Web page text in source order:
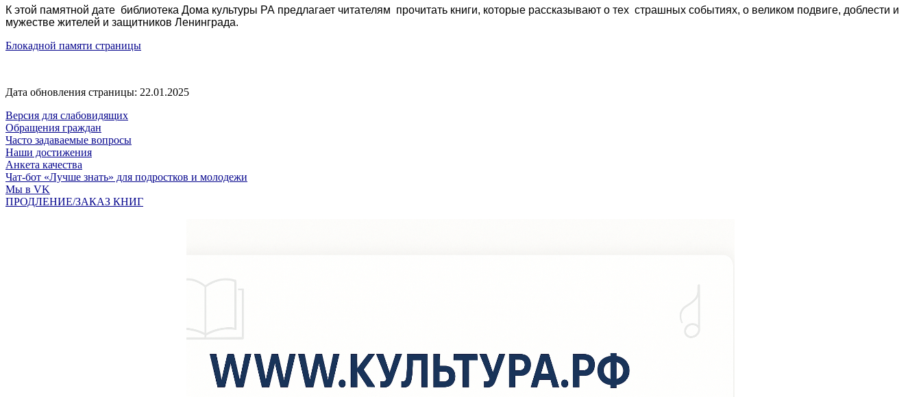
К этой памятной дате библиотека Дома культуры РА предлагает читателям прочитать книги, которые рассказывают о тех страшных событиях, о великом подвиге, доблести и
мужестве жителей и защитников Ленинграда.
Блокадной памяти страницы
Дата обновления страницы: 22.01.2025
Версия для слабовидящих
Обращения граждан
Часто задаваемые вопросы
Наши достижения
Анкета качества
Чат-бот «Лучше знать» для подростков и молодежи
Мы в VK
ПРОДЛЕНИЕ/ЗАКАЗ КНИГ